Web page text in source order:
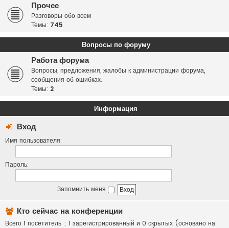
Прочее
Разговоры обо всем
Темы: 745
Вопросы по форуму
Работа форума
Вопросы, предложения, жалобы к администрации форума,
сообщения об ошибках.
Темы: 2
Информация
Вход
Имя пользователя:
Пароль:
Запомнить меня
Кто сейчас на конференции
Всего 1 посетитель :: 1 зарегистрированный и 0 скрытых (основано на